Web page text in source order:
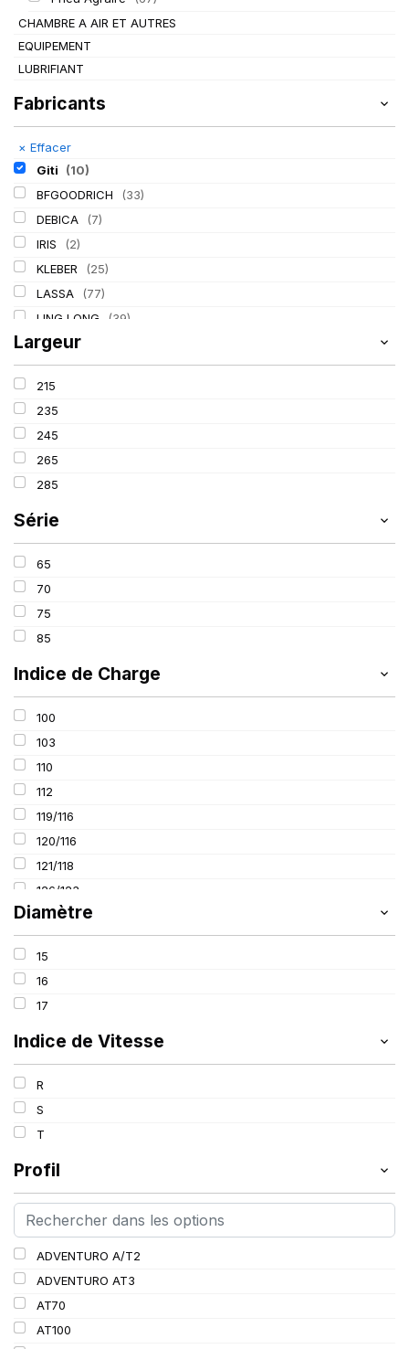
CHAMBRE A AIR ET AUTRES
EQUIPEMENT
LUBRIFIANT
Fabricants
× Effacer
Giti
(10)
BFGOODRICH
(33)
DEBICA
(7)
IRIS
(2)
KLEBER
(25)
LASSA
(77)
LING LONG
(39)
MICHELIN
PIRELLI (110)
TIGAR
Largeur
215
235
245
265
285
Série
65
70
75
85
Indice de Charge
100
103
110
112
119/116
120/116
121/118
126/123
Diamètre
15
16
17
Indice de Vitesse
R
S
T
Profil
ADVENTURO A/T2
ADVENTURO AT3
AT70
AT100